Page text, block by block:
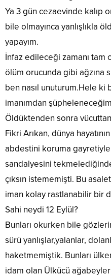
Ya 3 gün cezaevinde kalıp
bile olmayınca yanlışlıkla
yapayım.
İnfaz edileceği zamanı
ölüm orucunda gibi ağzına
ben nasıl unuturum.Hele
imanımdan
Öldüktenden sonra vücuttan
Fikri Arıkan, dünya
abdestini koruma
sandalyesini
çıksın istememişti. Bu
iman kolay rastlanabilir bir
Sahi neydi 12 Eylül?
Bunları okurken bile
sürü yanlışlar,yalanlar,
haketmemiştik. Bunları
idam olan Ülkücü